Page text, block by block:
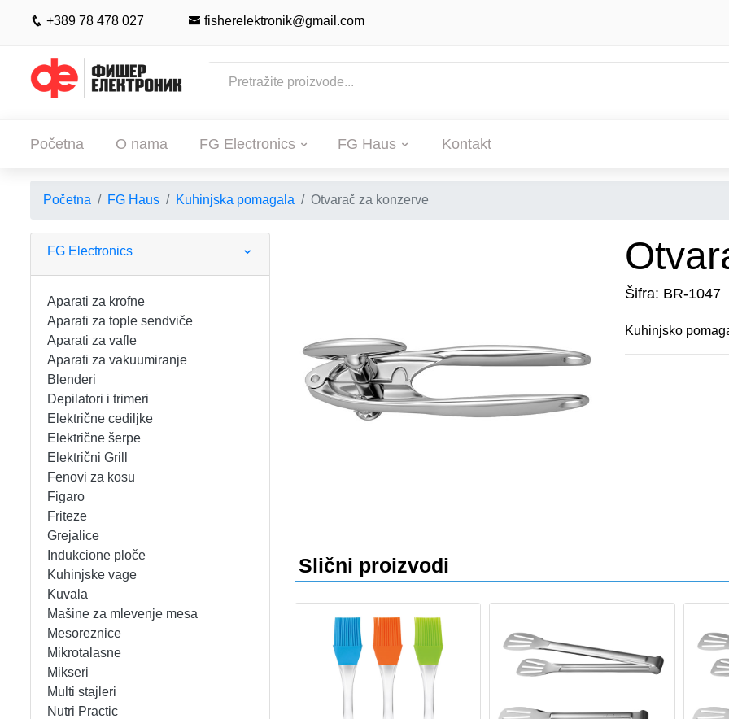
+389 78 478 027 fisherelektronik@gmail.com
Početna O nama FG Electronics FG Haus Kontakt
POČETNA
APARATI ZA KROFNE
APARATI ZA TOPLE SENDVIČE
APARATI ZA VAFLE
APARATI ZA VAKUUMIRANJE
BLENDERI
DEPILATORI I TRIMERI
ELEKTRIČNE CEDILJKE
ELEKTRIČNE ŠERPE
ELEKTRIČNI GRILL
FENOVI ZA KOSU
FG HAUS
CEDILJKE
DEZERTNI TANJIRI
DŽEZVE
EKSPRES LONCI
EMAJLIRANE ŠERPE
ETAŽERI
GARNITURE ESCAJGA
KALUPI ZA TORTE
KANTE ZA SMEĆE
KONTAKT
+389 78 478 027 Prijava
Početna FG Haus Kuhinjska pomagala Otvarač za konzerve
FG Electronics
Aparati za krofne
Aparati za tople sendviče
Aparati za vafle
Aparati za vakuumiranje
Blenderi
Depilatori i trimeri
Električne cediljke
Električne šerpe
Električni Grill
Fenovi za kosu
Figaro
Friteze
Grejalice
Indukcione ploče
Kuhinjske vage
Kuvala
Mašine za mlevenje mesa
Mesoreznice
Mikrotalasne
Mikseri
Multi stajleri
Nutri Practic
Šifra: BR-1047
Kuhinjsko
Slični proizvodi